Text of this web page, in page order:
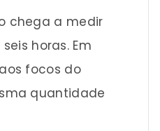
chega a medir
horas. Em
focos do
quantidade